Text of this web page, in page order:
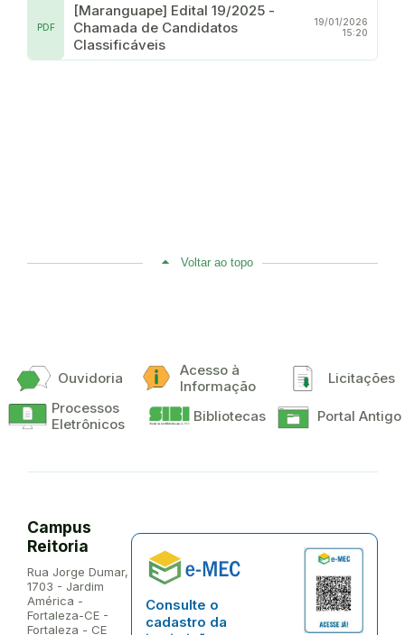
[Maranguape] Edital 19/2025 -
Chamada de Candidatos
Classificáveis
PDF
19/01/2026
15:20
Voltar ao topo
Ouvidoria
Acesso à
Informação
Licitações
Processos
Eletrônicos
Bibliotecas Portal Antigo
Campus
Reitoria
Endereço:
Rua Jorge Dumar,
1703 - Jardim
América -
Fortaleza-CE -
Fortaleza - CE
Consulte o
cadastro da